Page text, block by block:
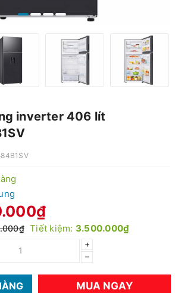
inverter 406 lít
Tiết kiệm: 3.500.000₫
+
–
MUA NGAY